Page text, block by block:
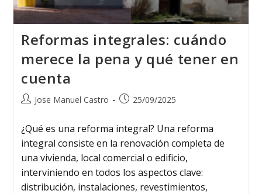
Reformas integrales: cuándo
merece la pena y qué tener en
cuenta
Jose Manuel Castro 25/09/2025
¿Qué es una reforma integral? Una reforma
integral consiste en la renovación completa de
una vivienda, local comercial o edificio,
interviniendo en todos los aspectos clave:
distribución, instalaciones, revestimientos,